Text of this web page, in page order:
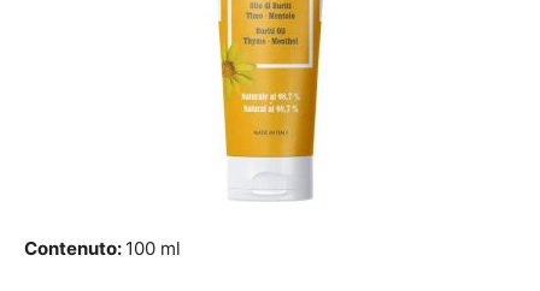
Contenuto: 100 ml